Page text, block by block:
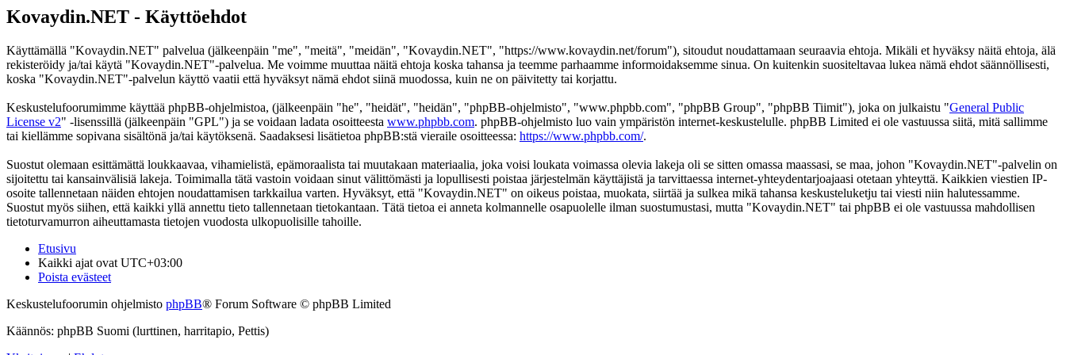
Kovaydin.NET - Käyttöehdot
Käyttämällä "Kovaydin.NET" palvelua (jälkeenpäin "me", "meitä", "meidän", "Kovaydin.NET", "https://www.kovaydin.net/forum"), sitoudut noudattamaan seuraavia ehtoja. Mikäli et hyväksy näitä ehtoja, älä
rekisteröidy ja/tai käytä "Kovaydin.NET"-palvelua. Me voimme muuttaa näitä ehtoja koska tahansa ja teemme parhaamme informoidaksemme sinua. On kuitenkin suositeltavaa lukea nämä ehdot säännöllisesti,
koska "Kovaydin.NET"-palvelun käyttö vaatii että hyväksyt nämä ehdot siinä muodossa, kuin ne on päivitetty tai korjattu.
Keskustelufoorumimme käyttää phpBB-ohjelmistoa, (jälkeenpäin "he", "heidät", "heidän", "phpBB-ohjelmisto", "www.phpbb.com", "phpBB Group", "phpBB Tiimit"), joka on julkaistu "General Public
License v2" -lisenssillä (jälkeenpäin "GPL") ja se voidaan ladata osoitteesta www.phpbb.com. phpBB-ohjelmisto luo vain ympäristön internet-keskustelulle. phpBB Limited ei ole vastuussa siitä, mitä sallimme
tai kiellämme sopivana sisältönä ja/tai käytöksenä. Saadaksesi lisätietoa phpBB:stä vieraile osoitteessa: https://www.phpbb.com/.
Suostut olemaan esittämättä loukkaavaa, vihamielistä, epämoraalista tai muutakaan materiaalia, joka voisi loukata voimassa olevia lakeja oli se sitten omassa maassasi, se maa, johon "Kovaydin.NET"-palvelin on
sijoitettu tai kansainvälisiä lakeja. Toimimalla tätä vastoin voidaan sinut välittömästi ja lopullisesti poistaa järjestelmän käyttäjistä ja tarvittaessa internet-yhteydentarjoajaasi otetaan yhteyttä. Kaikkien viestien IP-
osoite tallennetaan näiden ehtojen noudattamisen tarkkailua varten. Hyväksyt, että "Kovaydin.NET" on oikeus poistaa, muokata, siirtää ja sulkea mikä tahansa keskusteluketju tai viesti niin halutessamme.
Suostut myös siihen, että kaikki yllä annettu tieto tallennetaan tietokantaan. Tätä tietoa ei anneta kolmannelle osapuolelle ilman suostumustasi, mutta "Kovaydin.NET" tai phpBB ei ole vastuussa mahdollisen
tietoturvamurron aiheuttamasta tietojen vuodosta ulkopuolisille tahoille.
Etusivu
Kaikki ajat ovat UTC+03:00
Poista evästeet
Keskustelufoorumin ohjelmisto phpBB® Forum Software © phpBB Limited
Käännös: phpBB Suomi (lurttinen, harritapio, Pettis)